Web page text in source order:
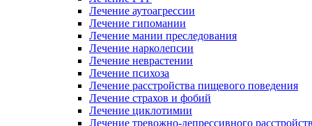
Лечение аутоагрессии
Лечение гипомании
Лечение мании преследования
Лечение нарколепсии
Лечение неврастении
Лечение психоза
Лечение расстройства пищевого поведения
Лечение страхов и фобий
Лечение циклотимии
Лечение тревожно-депрессивного